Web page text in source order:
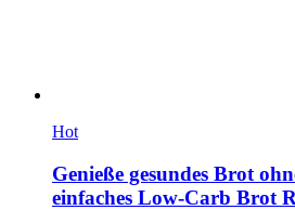
Hot
Genieße gesundes Brot
einfaches Low-Carb Brot